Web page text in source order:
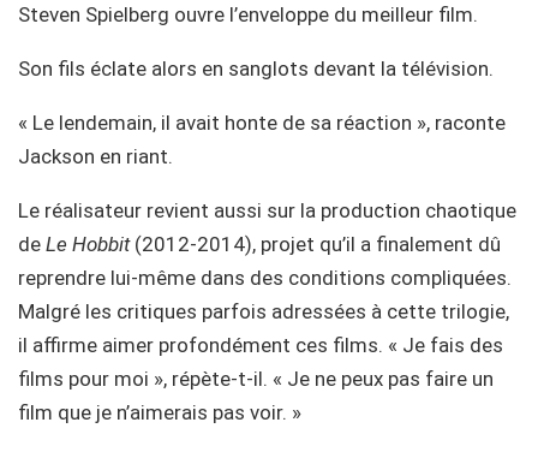
Steven Spielberg ouvre l’enveloppe du meilleur film.
Son fils éclate alors en sanglots devant la télévision.
« Le lendemain, il avait honte de sa réaction », raconte
Jackson en riant.
Le réalisateur revient aussi sur la production chaotique
de Le Hobbit(2012-2014), projet qu’il a finalement dû
reprendre lui-même dans des conditions compliquées.
Malgré les critiques parfois adressées à cette trilogie,
il affirme aimer profondément ces films. « Je fais des
films pour moi », répète-t-il. « Je ne peux pas faire un
film que je n’aimerais pas voir. »